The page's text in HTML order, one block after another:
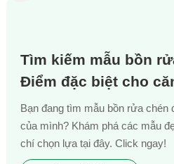
Tìm kiếm mẫu bồn
Điểm đặc biệt cho
Bạn đang tìm mẫu bồn rửa chén
của mình? Khám phá các mẫu
chí chọn lựa tại đây. Click ngay!